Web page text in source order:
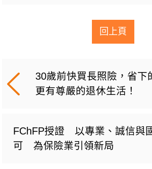
回上頁
30歲前快買長照險，省下
更有尊嚴的退休生活！
FChFP授證 以專業、誠信與
可 為保險業引領新局